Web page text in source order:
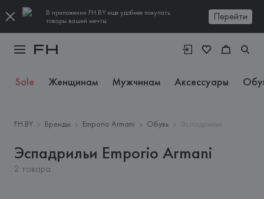
В приложении FH.BY еще удобнее покупать
товары вашей мечты
Перейти
Sale Женщинам Мужчинам Аксессуары
FH.BY Бренды Emporio Armani Обувь Эспадрильи
Эспадрильи Emporio Armani
2 товара